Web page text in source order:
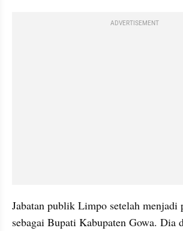
ADVERTISEMENT
Jabatan publik Limpo setelah
sebagai Bupati Kabupaten Gowa. Dia